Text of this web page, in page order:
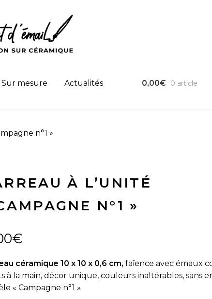
Sur mesure Actualités 0,00€ 0 article
n°1 »
À L’UNITÉ
N°1 »
€
céramique 10 x 10 x 0,6 cm, faïence avec émaux
à la main, décor unique, couleurs inaltérables, sans
« Campagne n°1 »